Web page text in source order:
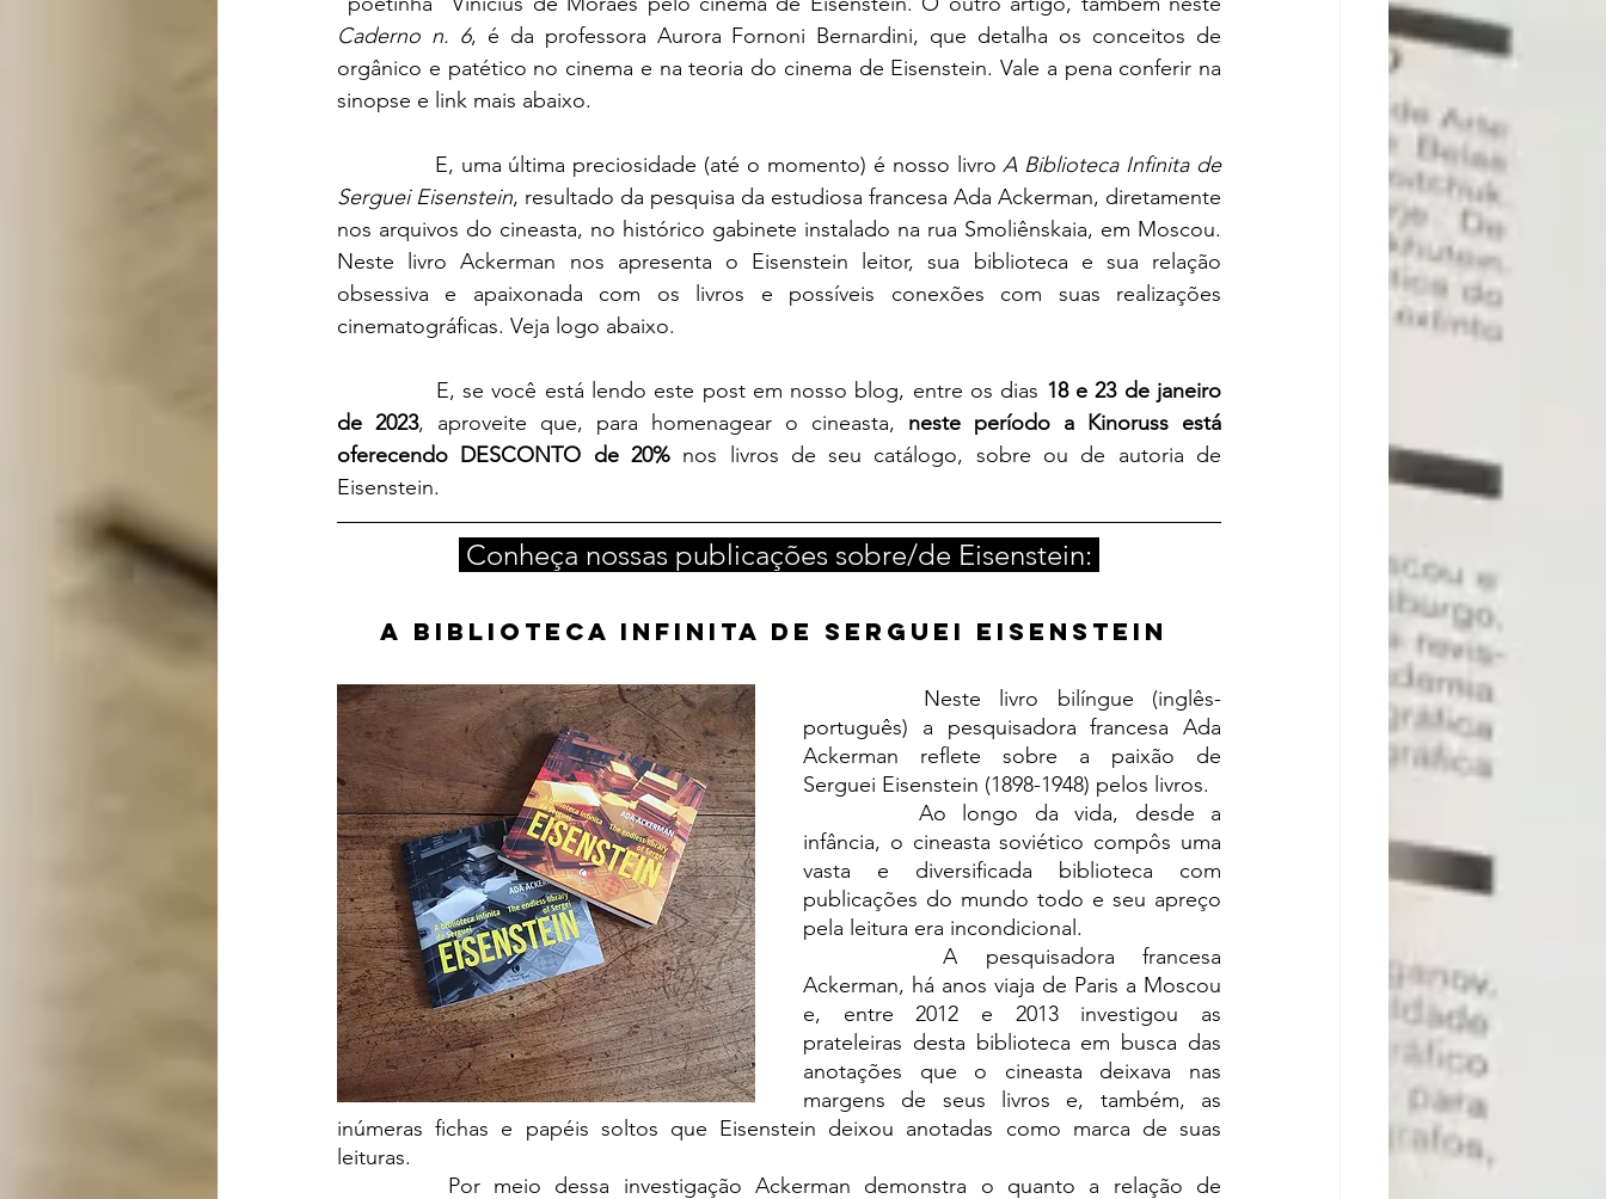
Caderno n. 6, é da professora Aurora Fornoni Bernardini, que detalha os conceitos de
orgânico e patético no cinema e na teoria do cinema de Eisenstein. Vale a pena conferir na
sinopse e link mais abaixo.
		E, uma última preciosidade (até o momento) é nosso livro
A Biblioteca Infinita de
Serguei Eisenstein, resultado da pesquisa da estudiosa francesa Ada Ackerman, diretamente
nos arquivos do cineasta, no histórico gabinete instalado na rua Smoliênskaia, em Moscou.
Neste livro Ackerman nos apresenta o Eisenstein leitor, sua biblioteca e sua relação
obsessiva e apaixonada com os livros e possíveis conexões com suas realizações
cinematográficas. Veja logo abaixo.
		E, se você está lendo este post em nosso blog, entre os dias
18 e 23 de janeiro
de 2023, aproveite que, para homenagear o cineasta, neste período a Kinoruss está
oferecendo DESCONTO de 20% nos livros de seu catálogo, sobre ou de autoria de
Eisenstein.
Conheça nossas publicações sobre/de Eisenstein:
A Biblioteca Infinita de Serguei Eisenstein
português) a pesquisadora francesa Ada
Ackerman reflete sobre a paixão de
Serguei Eisenstein (1898-1948) pelos livros.
infância, o cineasta soviético compôs uma
vasta e diversificada biblioteca com
publicações do mundo todo e seu apreço
pela leitura era incondicional.
Ackerman, há anos viaja de Paris a Moscou
e, entre 2012 e 2013 investigou as
prateleiras desta biblioteca em busca das
anotações que o cineasta deixava nas
margens de seus livros e, também, as
inúmeras fichas e papéis soltos que Eisenstein deixou anotadas como marca de suas
leituras.